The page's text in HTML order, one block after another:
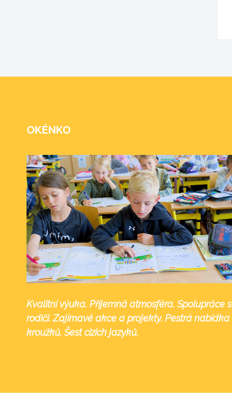
OKÉNKO
Kvalitní výuka. Příjemná atmosféra. Spolupráce s
rodiči. Zajímavé akce a projekty. Pestrá nabídka
kroužků. Šest cizích jazyků.